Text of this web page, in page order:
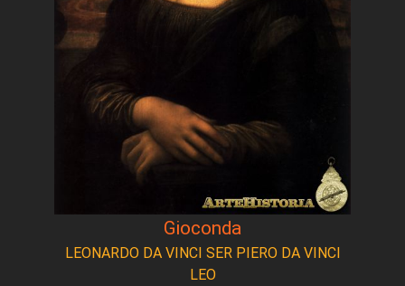
Gioconda
LEONARDO DA VINCI SER PIERO DA VINCI
LEO